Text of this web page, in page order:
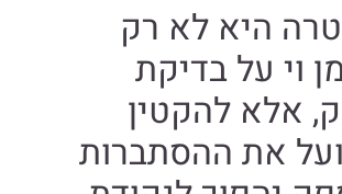
היא לא רק
וי על בדיקת
אלא להקטין
את ההסתברות